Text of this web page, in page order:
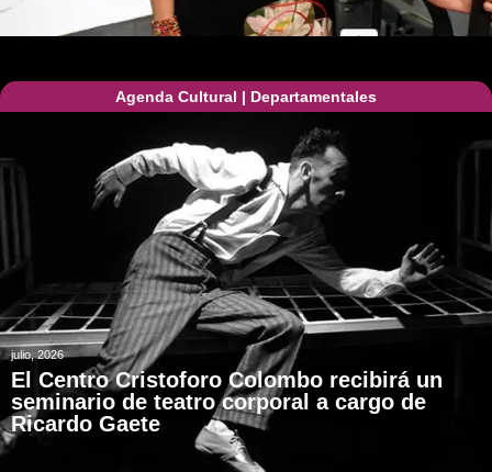
Agenda Cultural | Departamentales
julio, 2026
El Centro Cristoforo Colombo recibirá un
seminario de teatro corporal a cargo de
Ricardo Gaete